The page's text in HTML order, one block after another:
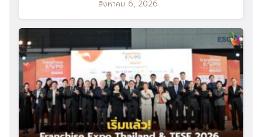
สิงหาคม 6, 2026